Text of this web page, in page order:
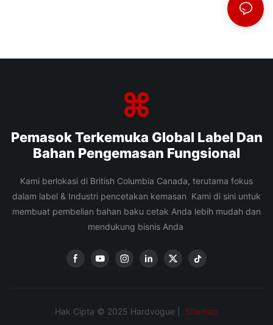
Pemasok Terkemuka Global Label Dan
Bahan Pengemasan Fungsional
Kami berlokasi di British Columbia Canada, terutama fokus
dalam label & Industri pencetakan kemasan Kami di sini untuk
membuat pembelian bahan baku cetak Anda lebih mudah dan
mendukung bisnis Anda
Hak Cipta © 2025 Hardvogue | Sitemap